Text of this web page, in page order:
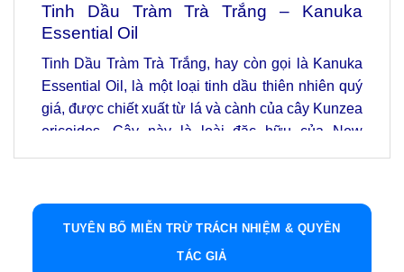
Tinh Dầu Tràm Trà Trắng – Kanuka
Essential Oil
Tinh Dầu Tràm Trà Trắng, hay còn gọi là Kanuka
Essential Oil, là một loại tinh dầu thiên nhiên quý
giá, được chiết xuất từ lá và cành của cây Kunzea
ericoides. Cây này là loài đặc hữu của New
Tinh dầu Kanuka nổi bật với những đặc tính
kháng khuẩn, kháng nấm, chống viêm, giúp điều
trị nhiều vấn đề sức khỏe và làm đẹp hiệu quả.
TUYÊN BỐ MIỄN TRỪ TRÁCH NHIỆM & QUYỀN
TÁC GIẢ